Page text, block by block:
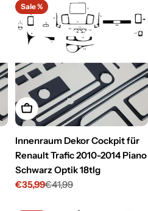
Sale %
In den Warenkorb legen
Innenraum Dekor Cockpit für
Renault Trafic 2010-2014 Piano
Schwarz Optik 18tlg
Verkaufspreis
€35,99
Regulärer€41,99